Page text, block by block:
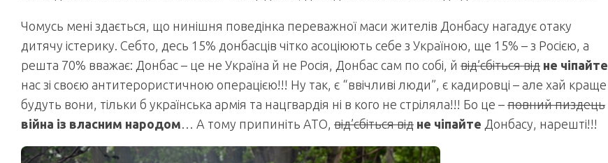
Чомусь мені здається, що нинішня поведінка переважної маси жителів Донбасу нагадує отаку
дитячу істерику. Себто, десь 15% донбасців чітко асоціюють себе з Україною, ще 15% – з Росією, а
решта 70% вважає: Донбас – це не Україна й не Росія, Донбас сам по собі, й від’єбіться від не чіпайте
нас зі своєю антитерористичною операцією!!! Ну так, є “ввічливі люди”, є кадировці – але хай краще
будуть вони, тільки б українська армія та нацгвардія ні в кого не стріляла!!! Бо це – повний пиздець
війна із власним народом… А тому припиніть АТО, від’єбіться від не чіпайте Донбасу, нарешті!!!